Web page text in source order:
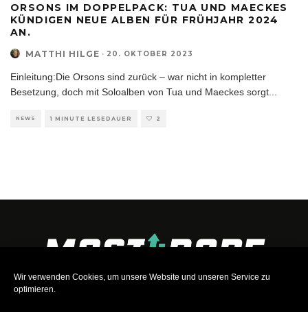
Wir verwenden Cookies, um unsere Website und unseren Service zu
optimieren.
ORSONS IM DOPPELPACK: TUA UND MAECKES
KÜNDIGEN NEUE ALBEN FÜR FRÜHJAHR 2024
AN.
MATTHI HILGE · 20. OKTOBER 2023
Einleitung:Die Orsons sind zurück – war nicht in kompletter
Besetzung, doch mit Soloalben von Tua und Maeckes sorgt
NEWS 1 MINUTE LESEDAUER 2